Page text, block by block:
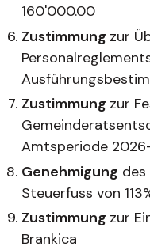
160'000.00
Zustimmung zur
Zustimmung zur
Amtsperiode
Genehmigung
Steuerfuss von
Zustimmung zur
Brankica